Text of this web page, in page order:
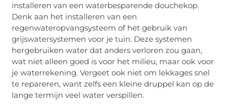
installeren van een waterbesparende douchekop.
Denk aan het installeren van een
regenwateropvangsysteem of het gebruik van
grijswatersystemen voor je tuin. Deze systemen
hergebruiken water dat anders verloren zou gaan,
wat niet alleen goed is voor het milieu, maar ook voor
je waterrekening. Vergeet ook niet om lekkages snel
te repareren, want zelfs een kleine druppel kan op de
lange termijn veel water verspillen.